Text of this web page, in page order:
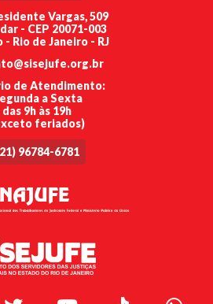
Vargas, 509
- CEP 20071-003
- Rio de Janeiro - RJ
de Atendimento:
a Sexta
das 9h às 19h
feriados)
96784-6781
Twitter Youtube TikTok